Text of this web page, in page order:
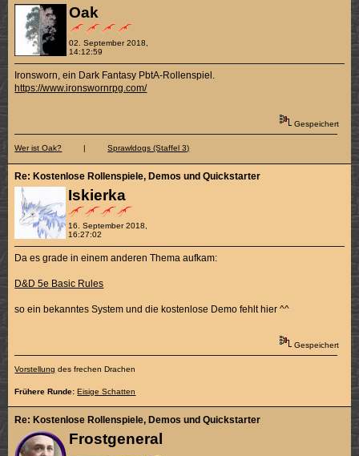
Oak
02. September 2018,
14:12:59
Ironsworn, ein Dark Fantasy PbtA-Rollenspiel.
https://www.ironswornrpg.com/
Gespeichert
Wer ist Oak? |Sprawldogs (Staffel 3)
Iskierka
16. September 2018,
16:27:02
Re: Kostenlose Rollenspiele, Demos und Quickstarter
Da es grade in einem anderen Thema aufkam:
D&D 5e Basic Rules
so ein bekanntes System und die kostenlose Demo fehlt hier ^^
Gespeichert
Vorstellung des frechen Drachen
Frühere Runde: Eisige Schatten
Frostgeneral
Re: Kostenlose Rollenspiele, Demos und Quickstarter